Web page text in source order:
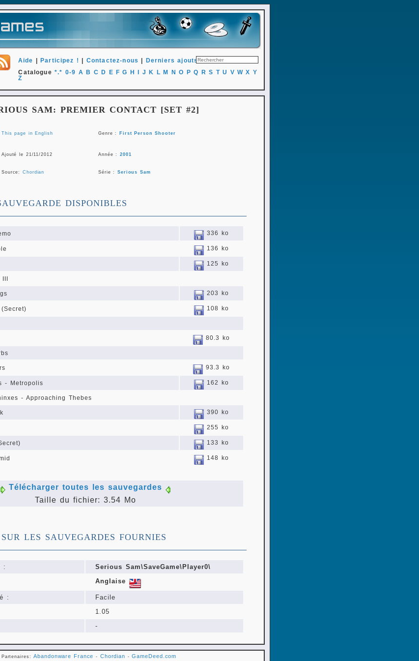
Aide Participez ! Contactez-nous Derniers ajouts
Catalogue*.* 0-9 A B C D E F G H J K L M N O P Q R S T U V W X
Y
Z
SAM: PREMIER CONTACT [SET #2]
This page in English Genre : First Person Shooter
Ajouté le 21/11/2012 Année : 2001
Source:Chordian Série : Serious Sam
DISPONIBLES
336 ko
136 ko
125 ko
203 ko
108 ko
80.3 ko
93.3 ko
- Metropolis 162 ko
- Approaching Thebes
390 ko
255 ko
133 ko
148 ko
Télécharger toutes les sauvegardes
Taille du fichier: 3.54 Mo
LES SAUVEGARDES FOURNIES
:
Serious Sam\SaveGame\Player0\
Anglaise
:
Facile
1.05
-
Partenaires:Abandonware France - Chordian -GameDeed.com